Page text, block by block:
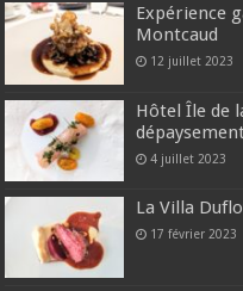
Expérience
Montcaud
12 juillet 2023
Hôtel Île de
4 juillet 2023
La Villa
17 février 2023